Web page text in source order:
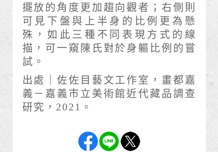
擺放的角度更加趨向觀者；右側則
可見下盤與上半身的比例更為懸
殊，如此三種不同表現方式的線
描，可一窺陳氏對於身軀比例的嘗
試。
出處｜佐佐目藝文工作室，畫都嘉
義－嘉義市立美術館近代藏品調查
研究，2021。